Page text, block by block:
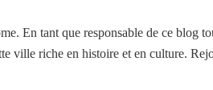
En tant que responsable de ce blog
ville riche en histoire et en culture.